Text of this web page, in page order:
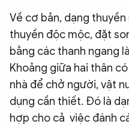
Về cơ bản, dạng
thuyền độc mộc, đặt
bằng các thanh ngang
Khoảng giữa hai thân
nhà để chở người, vật
dụng cần thiết. Đó là
hợp cho cả việc đánh